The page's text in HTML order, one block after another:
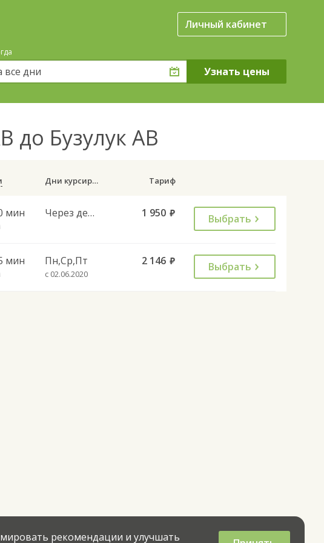
Личный кабинет
все дни
до Бузулук АВ
Дни курсирования Тариф
мин Через день 1 950 руб. Выбрать
мин Пн,Ср,Пт
с 02.06.2020
2 146 руб. Выбрать
рекомендации и улучшать